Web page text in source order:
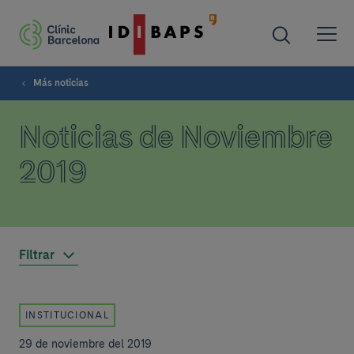
Más noticias
Noticias de Noviembre
2019
Filtrar
INSTITUCIONAL
29 de noviembre del 2019